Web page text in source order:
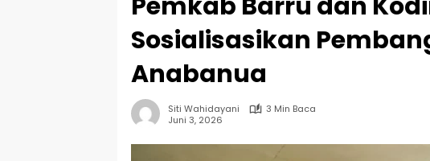
Sosialisasikan
Anabanua
Siti Wahidayani
3 Min Baca
Juni 3, 2026